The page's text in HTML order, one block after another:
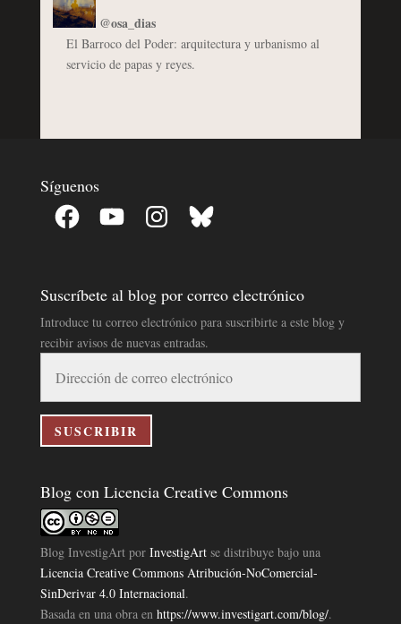
@osa_dias
El Barroco del Poder: arquitectura y urbanismo al
servicio de papas y reyes.
Síguenos
Facebook YouTube InstagramBluesky
Suscríbete al blog por correo electrónico
Introduce tu correo electrónico para suscribirte a este blog y
recibir avisos de nuevas entradas.
correo
electrónico
SUSCRIBIR
Blog con Licencia Creative Commons
Blog InvestigArtpor InvestigArtse distribuye bajo una
Licencia Creative Commons Atribución-NoComercial-
SinDerivar 4.0 Internacional.
Basada en una obra en https://www.investigart.com/blog/.